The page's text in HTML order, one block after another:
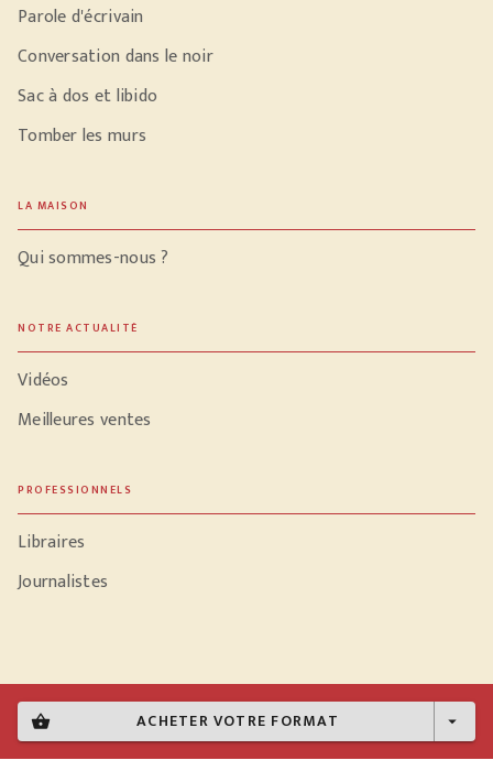
shopping_basket ACHETER VOTRE FORMAT arrow_drop_down
Parole d'écrivain
Conversation dans le noir
Sac à dos et libido
Tomber les murs
LA MAISON
Qui sommes-nous ?
NOTRE ACTUALITÉ
Vidéos
Meilleures ventes
PROFESSIONNELS
Libraires
Journalistes
Données personnelles
Paramétrer vos cookies
Mentions légales